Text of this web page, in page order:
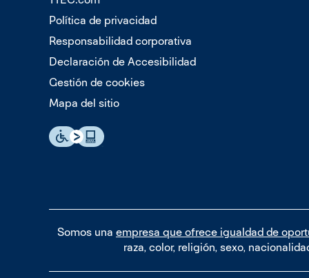
Política de privacidad
Responsabilidad corporativa
Declaración de Accesibilidad
Gestión de cookies
Mapa del sitio
Somos una empresa que ofrece igualdad de
raza, color, religión, sexo,